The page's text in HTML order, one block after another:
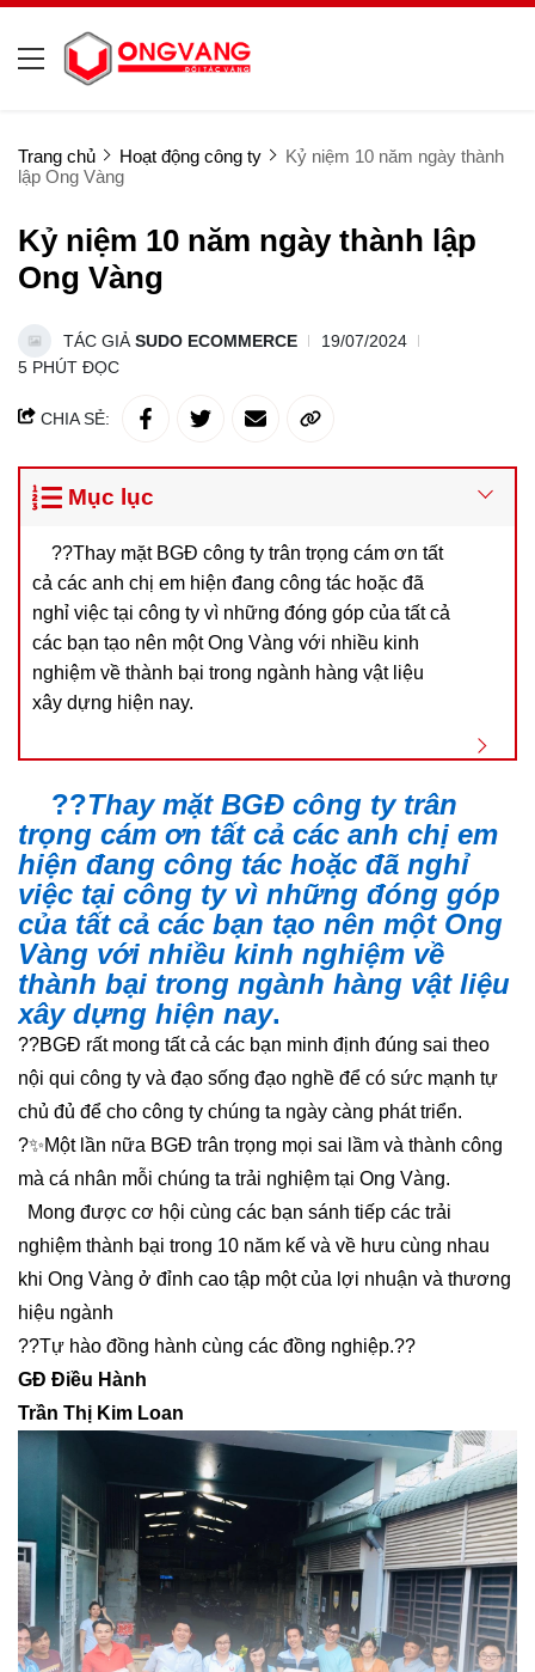
Trang chủ Hoạt động công ty
Kỷ niệm 10 năm ngày thành
lập Ong Vàng
Kỷ niệm 10 năm ngày thành lập
Ong Vàng
TÁC GIẢ SUDO ECOMMERCE
19/07/2024
5 PHÚT ĐỌC
CHIA SẺ:
Mục lục
?️?Thay mặt BGĐ công ty trân trọng cám ơn tất
cả các anh chị em hiện đang công tác hoặc đã
nghỉ việc tại công ty vì những đóng góp của tất cả
các bạn tạo nên một Ong Vàng với nhiều kinh
nghiệm về thành bại trong ngành hàng vật liệu
xây dựng hiện nay.
?️?Thay mặt BGĐ công ty trân
trọng cám ơn tất cả các anh chị em
hiện đang công tác hoặc đã nghỉ
việc tại công ty vì những đóng góp
của tất cả các bạn tạo nên một Ong
Vàng với nhiều kinh nghiệm về
thành bại trong ngành hàng vật liệu
xây dựng hiện nay.
??BGĐ rất mong tất cả các bạn minh định đúng sai theo
nội qui công ty và đạo sống đạo nghề để có sức mạnh tự
chủ đủ để cho công ty chúng ta ngày càng phát triển.
?✨Một lần nữa BGĐ trân trọng mọi sai lầm và thành công
mà cá nhân mỗi chúng ta trải nghiệm tại Ong Vàng.
Mong được cơ hội cùng các bạn sánh tiếp các trải
nghiệm thành bại trong 10 năm kế và về hưu cùng nhau
khi Ong Vàng ở đỉnh cao tập một của lợi nhuận và thương
hiệu ngành
?️?Tự hào đồng hành cùng các đồng nghiệp.??️
GĐ Điều Hành
Trần Thị Kim Loan